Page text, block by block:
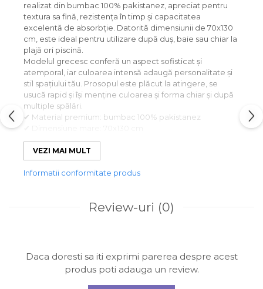
realizat din bumbac 100% pakistanez, apreciat pentru
textura sa fină, rezistența în timp și capacitatea
excelentă de absorbție. Datorită dimensiunii de 70x130
cm, este ideal pentru utilizare după duș, baie sau chiar la
plajă ori piscină.
Modelul grecesc conferă un aspect sofisticat și
atemporal, iar culoarea intensă adaugă personalitate și
stil spațiului tău. Prosopul este plăcut la atingere, se
usucă rapid și își menține culoarea și forma chiar și după
multiple spălări.
✔ Material premium: bumbac 100% pakistanez
✔ Design elegant cu model grecesc
✔ Culoare durabilă și intensă
Alege un prosop practic și elegant, perfect pentru
VEZI MAI MULT
Informatii conformitate produs
Review-uri (0)
Daca doresti sa iti exprimi parerea despre acest
produs poti adauga un review.